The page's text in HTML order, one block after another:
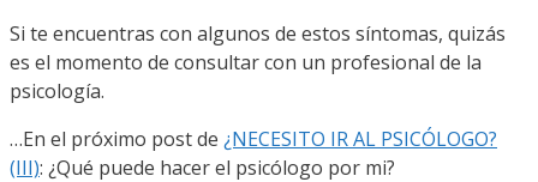
Si te encuentras con algunos de estos síntomas, quizás
es el momento de consultar con un profesional de la
psicología.
…En el próximo post de ¿NECESITO IR AL PSICÓLOGO?
(III): ¿Qué puede hacer el psicólogo por mi?